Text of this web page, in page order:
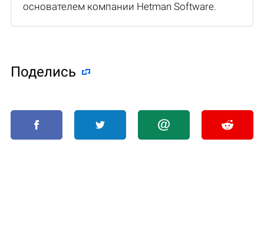
основателем компании Hetman Software.
Поделиcь